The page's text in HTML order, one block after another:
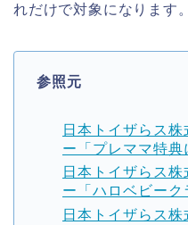
れだけで対象になります。
参照元
日本トイザらス
ー「プレママ特典
日本トイザらス
ー「ハロベビーク
日本トイザらス株